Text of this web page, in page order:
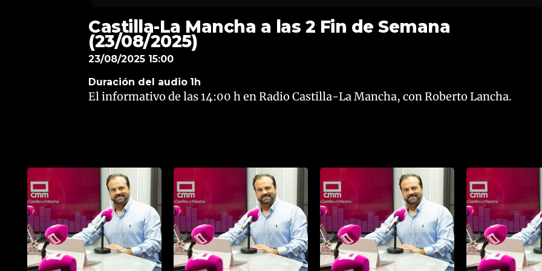
Castilla-La Mancha a las 2 Fin de Semana
(23/08/2025)
23/08/2025 15:00
Duración del audio 1h
El informativo de las 14:00 h en Radio Castilla-La Mancha, con Roberto Lancha.